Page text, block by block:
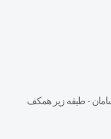
- طبقه زير همكف